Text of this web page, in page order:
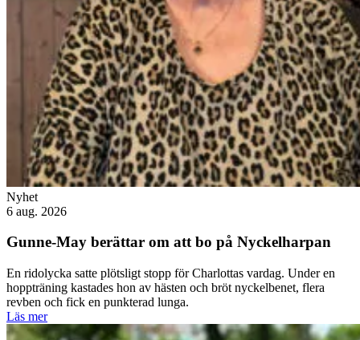
Nyhet
6 aug. 2026
Gunne-May berättar om att bo på Nyckelharpan
En ridolycka satte plötsligt stopp för Charlottas vardag. Under en
hoppträning kastades hon av hästen och bröt nyckelbenet, flera
revben och fick en punkterad lunga.
Läs mer